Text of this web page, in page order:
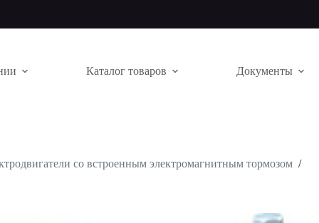
Каталог товаров Документы
со встроенным электромагнитным тормозом /